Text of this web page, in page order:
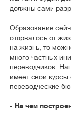
должны сами
Образование
оторвалось от
на жизнь, то
много частных
переводчиков.
имеет свои курсы
переводческие
- На чем